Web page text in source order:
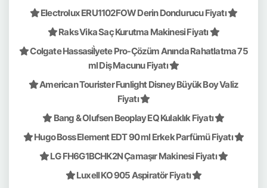
Electrolux ERU1102FOW Derin Dondurucu Fiyatı
Raks Vika Saç Kurutma Makinesi Fiyatı
Colgate HassasiÌyete Pro-Çözüm Anında Rahatlatma 75
ml Diş Macunu Fiyatı
American Tourister Funlight Disney Büyük Boy Valiz
Fiyatı
Bang & Olufsen Beoplay EQ Kulaklık Fiyatı
Hugo Boss Element EDT 90 ml Erkek Parfümü Fiyatı
LG FH6G1BCHK2N Çamaşır Makinesi Fiyatı
Luxell KO 905 Aspiratör Fiyatı